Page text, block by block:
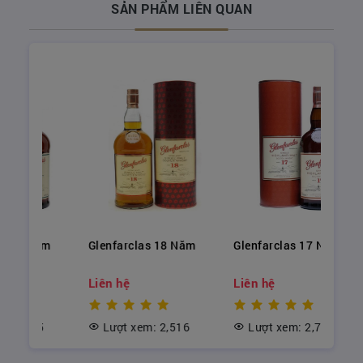
phải chăng, phù hợp với điều kiện tài chính của
SẢN PHẨM LIÊN QUAN
Glenfarclas 18 Năm
Liên hệ
Lượt xem: 2,516
Glenfarclas 17 Năm
Liên hệ
Lượt xem: 2,709